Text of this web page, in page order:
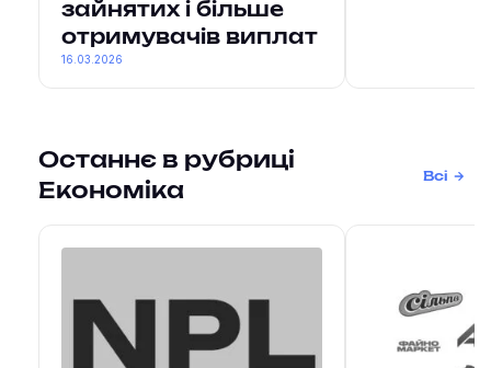
зайнятих і більше
отримувачів виплат
16.03.2026
Останнє в рубриці
Економіка
Всі